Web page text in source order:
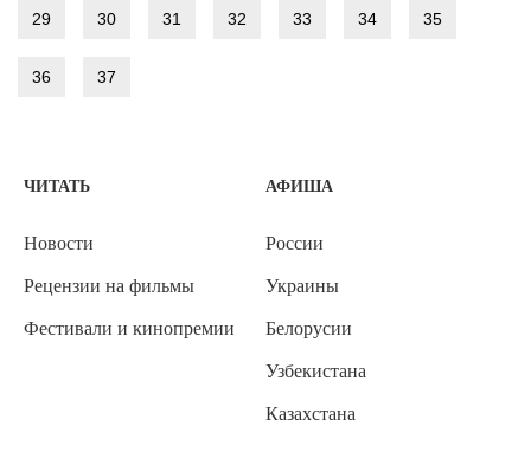
29 30 31 32 33 34 35
36 37
ЧИТАТЬ
Новости
Рецензии на фильмы
Фестивали и кинопремии
АФИША
России
Украины
Белорусии
Узбекистана
Казахстана